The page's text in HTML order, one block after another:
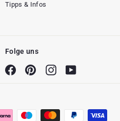
Tipps & Infos
Folge uns
FacebookPinterestInstagram